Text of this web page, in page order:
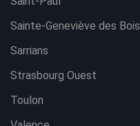
Sainte-Geneviève des Bois
Sarrians
Strasbourg Ouest
Toulon